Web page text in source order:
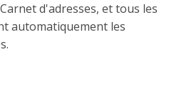
d'adresses, et tous les
automatiquement les